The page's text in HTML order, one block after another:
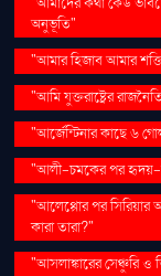
অনুভূতি"
"আমার হিজাব আমার
"আমি যুক্তরাষ্ট্রের
"আর্জেন্টিনার কাছে ৬
"আলী-চমকের পর হৃদয়-
"আলেপ্পোর পর সিরিয়ার
কারা তারা?"
"আসলাঙ্কারের সেঞ্চুরি ও